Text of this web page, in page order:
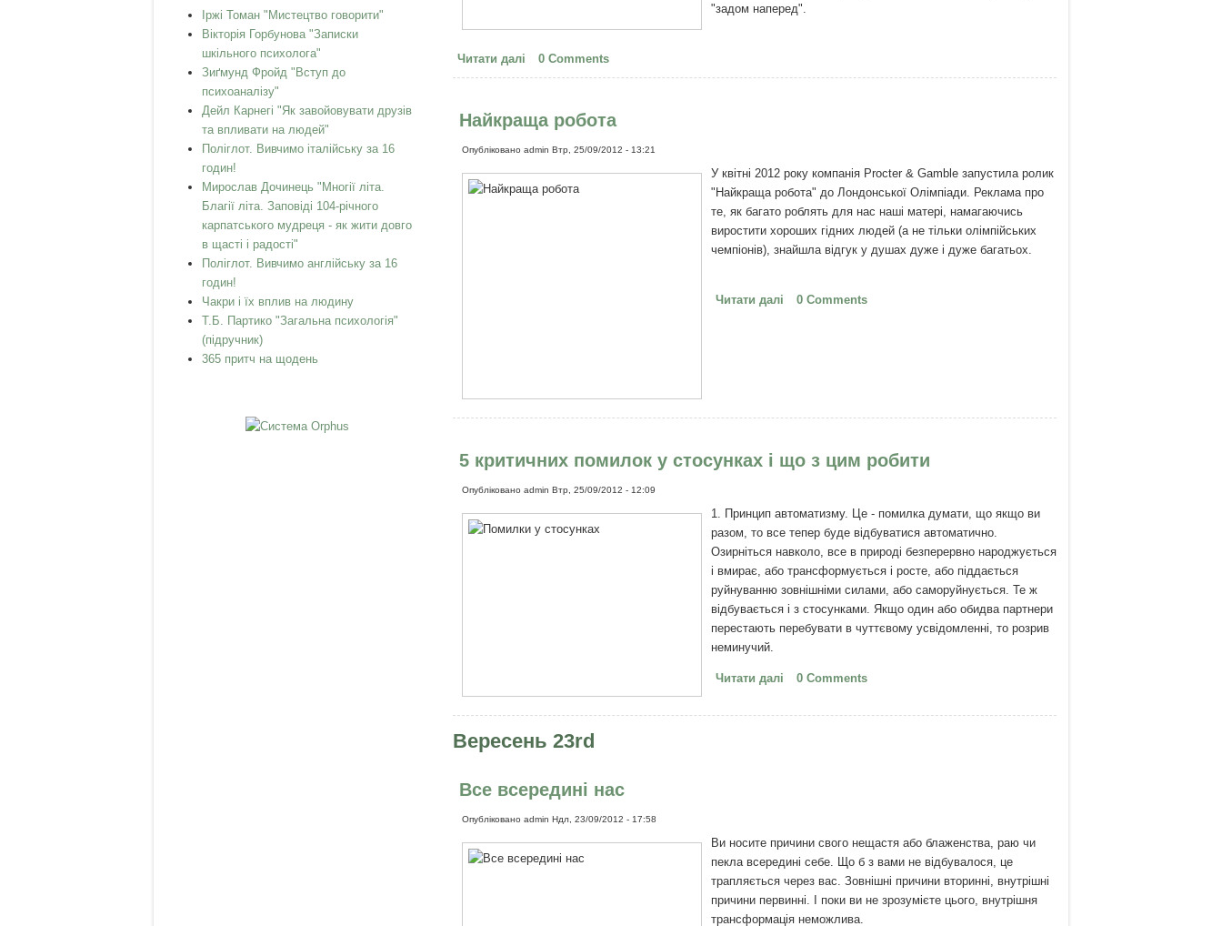
"задом наперед".
Читати далі про Перемотка світу
0 Comments
Найкраща робота
Опублікованоadmin Втр, 25/09/2012 - 13:21
У квітні 2012 року компанія Procter & Gamble запустила ролик
"Найкраща робота" до Лондонської Олімпіади. Реклама про
те, як багато роблять для нас наші матері, намагаючись
виростити хороших гідних людей (а не тільки олімпійських
чемпіонів), знайшла відгук у душах дуже і дуже багатьох.
Читати далі про Найкраща робота
0 Comments
5 критичних помилок у стосунках і що з цим робити
Опублікованоadmin Втр, 25/09/2012 - 12:09
1. Принцип автоматизму. Це - помилка думати, що якщо ви
разом, то все тепер буде відбуватися автоматично.
Озирніться навколо, все в природі безперервно народжується
і вмирає, або трансформується і росте, або піддається
руйнуванню зовнішніми силами, або саморуйнується. Те ж
відбувається і з стосунками. Якщо один або обидва партнери
перестають перебувати в чуттєвому усвідомленні, то розрив
неминучий.
Читати далі про 5 критичних помилок у стосунках і що з
0 Comments
Вересень 23rd
Все всередині нас
Опублікованоadmin Ндл, 23/09/2012 - 17:58
Ви носите причини свого нещастя або блаженства, раю чи
пекла всередині себе. Що б з вами не відбувалося, це
трапляється через вас. Зовнішні причини вторинні, внутрішні
причини первинні. І поки ви не зрозумієте цього, внутрішня
трансформація неможлива.
Іржі Томан "Мистецтво говорити"
Вікторія Горбунова "Записки
шкільного психолога"
Зиґмунд Фройд "Вступ до
психоаналізу"
Дейл Карнегі "Як завойовувати друзів
та впливати на людей"
Поліглот. Вивчимо італійську за 16
годин!
Мирослав Дочинець "Многії літа.
Благії літа. Заповіді 104-річного
карпатського мудреця - як жити довго
в щасті і радості"
Поліглот. Вивчимо англійську за 16
годин!
Чакри і їх вплив на людину
Т.Б. Партико "Загальна психологія"
(підручник)
365 притч на щодень